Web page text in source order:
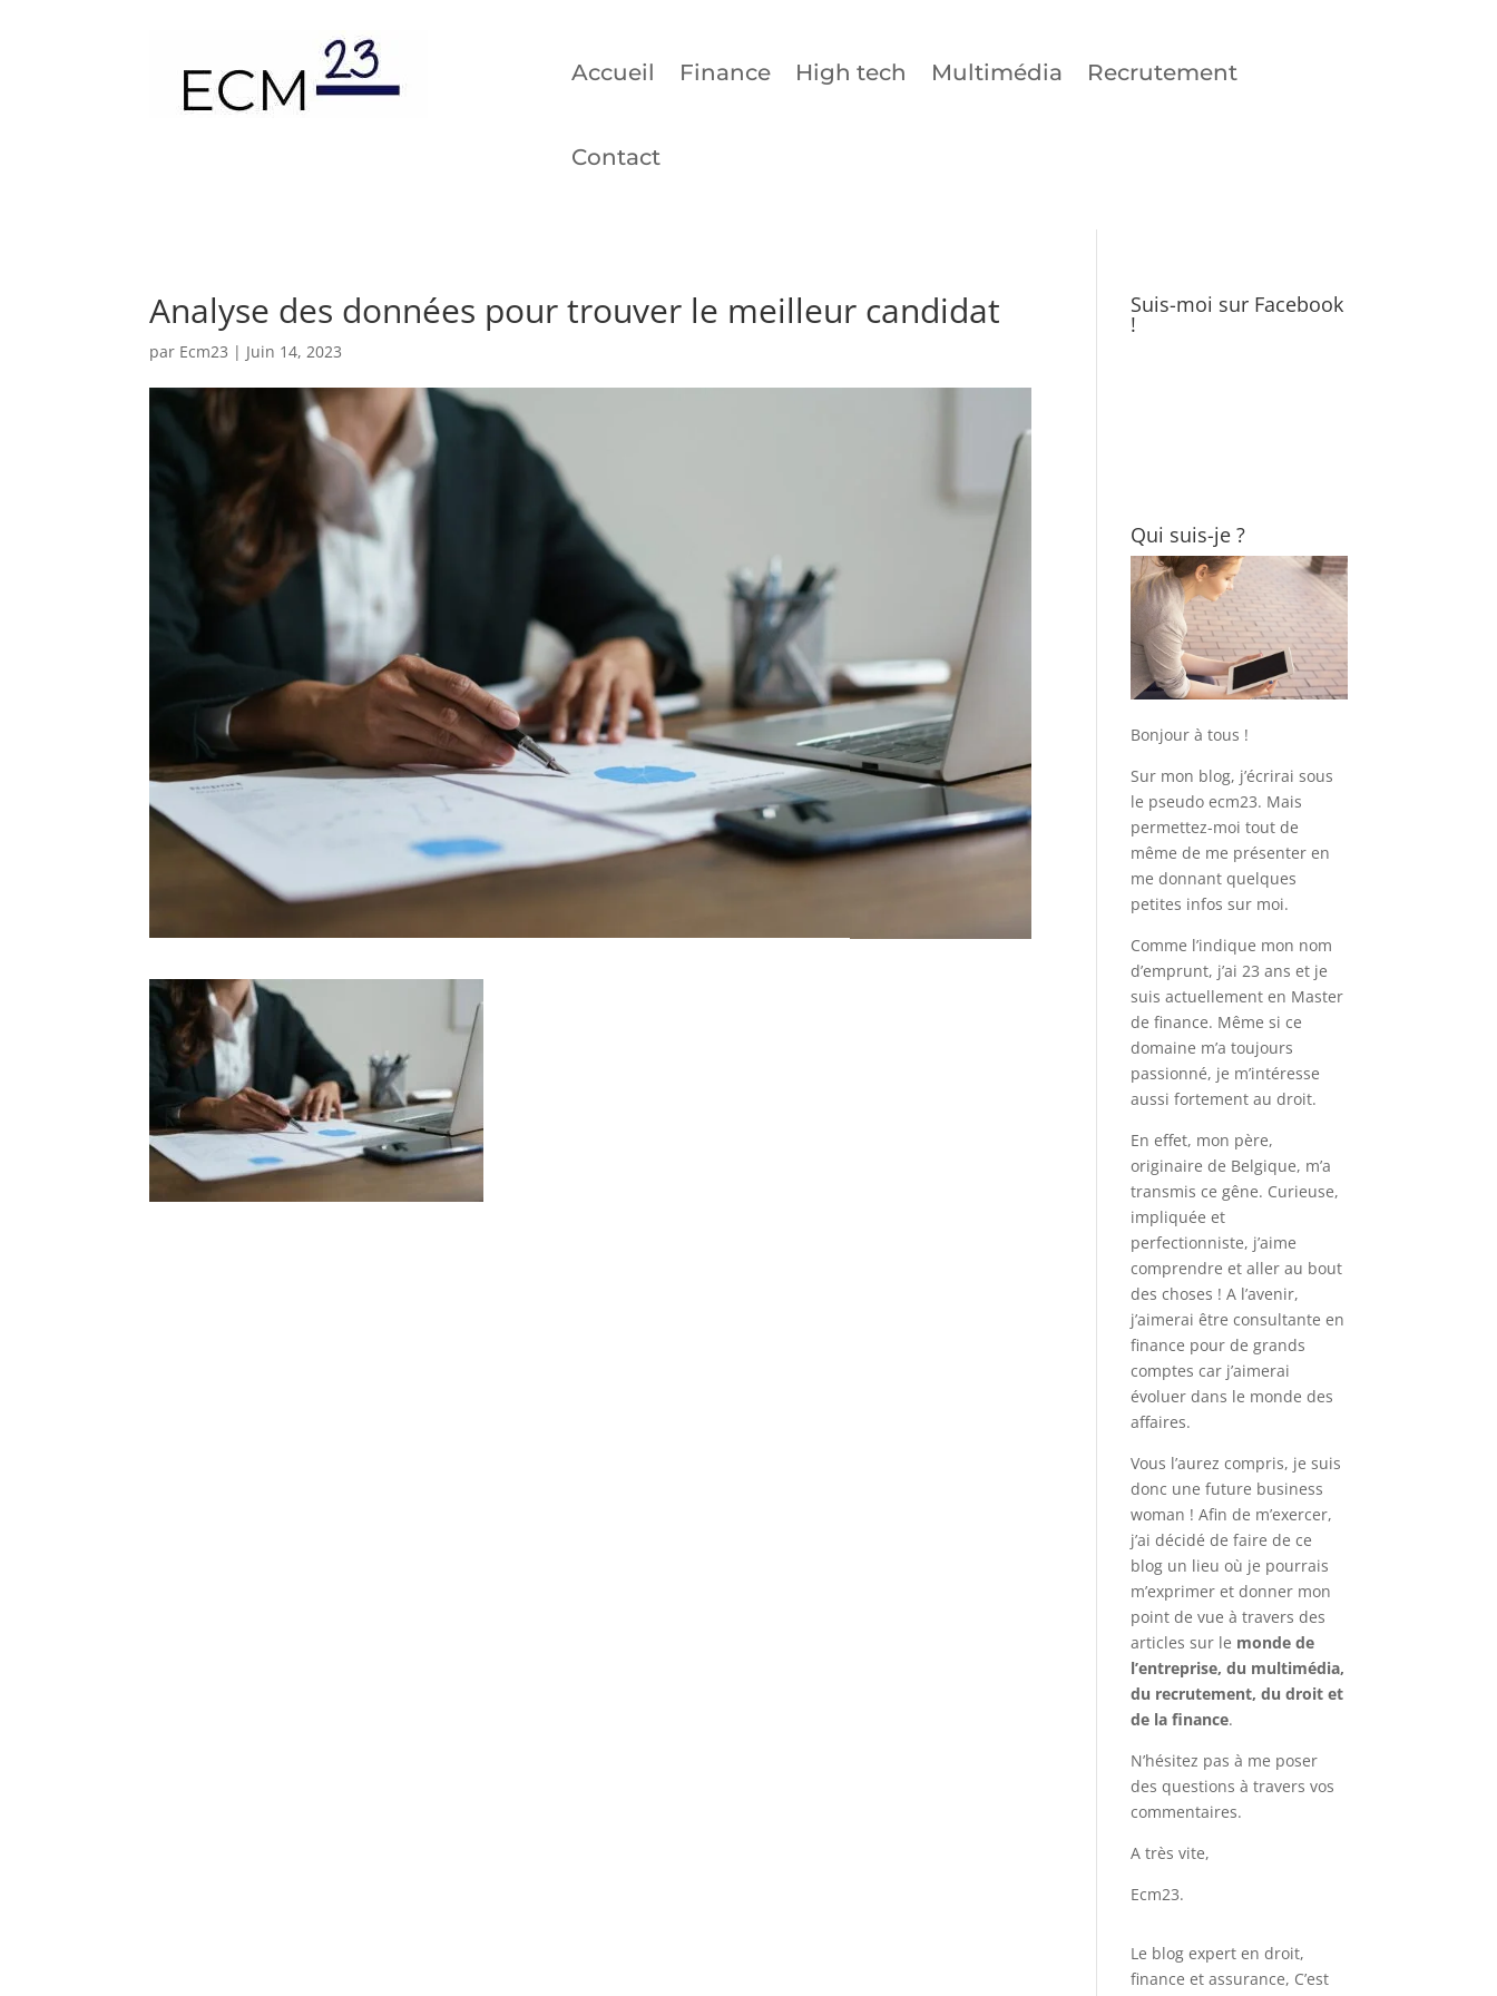
Accueil Finance High tech Multimédia Recrutement
Contact
Analyse des données pour trouver le meilleur candidat
par Ecm23 | Juin 14, 2023
Suis-moi sur Facebook
!
Qui suis-je ?
Bonjour à tous !
Sur mon blog, j’écrirai sous
le pseudo ecm23. Mais
permettez-moi tout de
même de me présenter en
me donnant quelques
petites infos sur moi.
Comme l’indique mon nom
d’emprunt, j’ai 23 ans et je
suis actuellement en Master
de finance. Même si ce
domaine m’a toujours
passionné, je m’intéresse
aussi fortement au droit.
En effet, mon père,
originaire de Belgique, m’a
transmis ce gêne. Curieuse,
impliquée et
perfectionniste, j’aime
comprendre et aller au bout
des choses ! A l’avenir,
j’aimerai être consultante en
finance pour de grands
comptes car j’aimerai
évoluer dans le monde des
affaires.
Vous l’aurez compris, je suis
donc une future business
woman ! Afin de m’exercer,
j’ai décidé de faire de ce
blog un lieu où je pourrais
m’exprimer et donner mon
point de vue à travers des
articles sur le monde de
l’entreprise, du multimédia,
du recrutement, du droit et
de la finance.
N’hésitez pas à me poser
des questions à travers vos
commentaires.
A très vite,
Ecm23.
Le blog expert en droit,
finance et assurance, C’est